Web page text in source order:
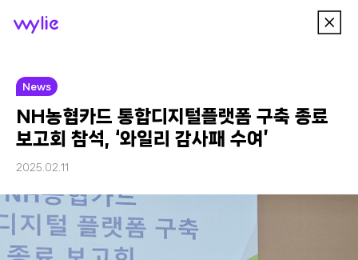
이
전
wylie
News
NH농협카드 통합디지털플랫폼 구축 종료
보고회 참석, ‘와일리 감사패 수여’
2025.02.11